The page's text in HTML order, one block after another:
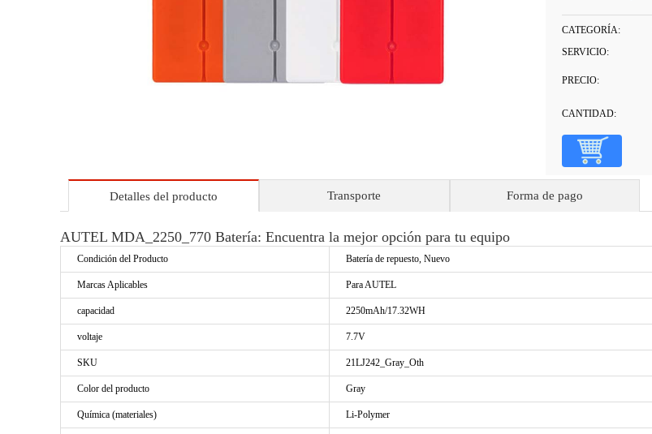
CATEGORÍA:
SERVICIO:
PRECIO:
CANTIDAD:
Detalles del producto Transporte Forma de pago
AUTEL MDA_2250_770 Batería: Encuentra la mejor opción para tu equipo
Condición del Producto Batería de repuesto, Nuevo
Marcas Aplicables Para AUTEL
capacidad 2250mAh/17.32WH
voltaje 7.7V
SKU 21LJ242_Gray_Oth
Color del producto Gray
Química (materiales) Li-Polymer